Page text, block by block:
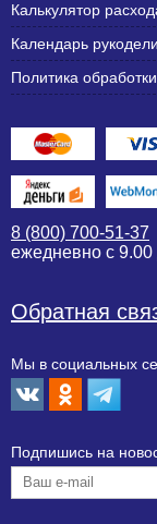
Калькулятор
Календарь
Политика
8 (800) 700-51-37
ежедневно с 9.00
Обратная
Мы в социальных
Подпишиcь на